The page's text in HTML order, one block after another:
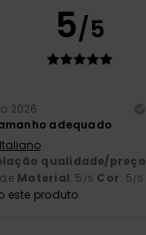
5/5
2026
adequado
qualidade/preço
Material: 5 /5 Cor: 5/5
este produto